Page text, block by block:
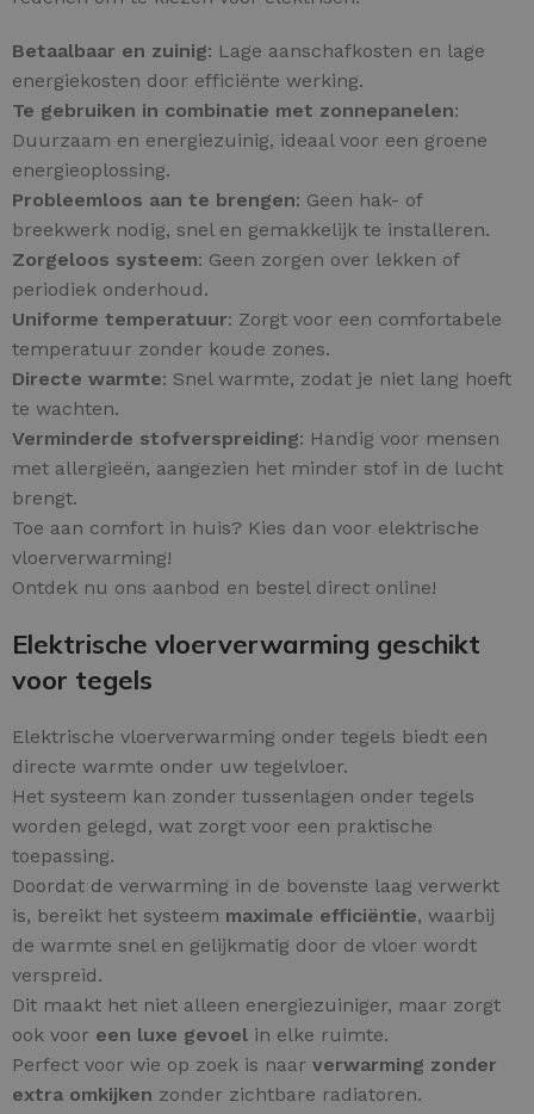
Betaalbaar en zuinig: Lage aanschafkosten en lage
energiekosten door efficiënte werking.
Te gebruiken in combinatie met zonnepanelen:
Duurzaam en energiezuinig, ideaal voor een groene
energieoplossing.
Probleemloos aan te brengen: Geen hak- of
breekwerk nodig, snel en gemakkelijk te installeren.
Zorgeloos systeem: Geen zorgen over lekken of
periodiek onderhoud.
Uniforme temperatuur: Zorgt voor een comfortabele
temperatuur zonder koude zones.
Directe warmte: Snel warmte, zodat je niet lang hoeft
te wachten.
Verminderde stofverspreiding: Handig voor mensen
met allergieën, aangezien het minder stof in de lucht
brengt.
Toe aan comfort in huis? Kies dan voor elektrische
vloerverwarming!
Ontdek nu ons aanbod en bestel direct online!
Elektrische vloerverwarming geschikt
voor tegels
Elektrische vloerverwarming onder tegels biedt een
directe warmte onder uw tegelvloer.
Het systeem kan zonder tussenlagen onder tegels
worden gelegd, wat zorgt voor een praktische
toepassing.
Doordat de verwarming in de bovenste laag verwerkt
is, bereikt het systeem maximale efficiëntie, waarbij
de warmte snel en gelijkmatig door de vloer wordt
verspreid.
Dit maakt het niet alleen energiezuiniger, maar zorgt
ook voor een luxe gevoel in elke ruimte.
Perfect voor wie op zoek is naar verwarming zonder
extra omkijken zonder zichtbare radiatoren.